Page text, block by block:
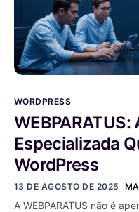
WORDPRESS
WEBPARATUS:
Especializada
WordPress
13 DE AGOSTO DE 2025
A WEBPARATUS não é